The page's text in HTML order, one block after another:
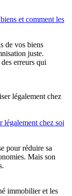
et comment les
de vos biens
juste.
erreurs qui
légalement chez soi
pour réduire sa
Mais son